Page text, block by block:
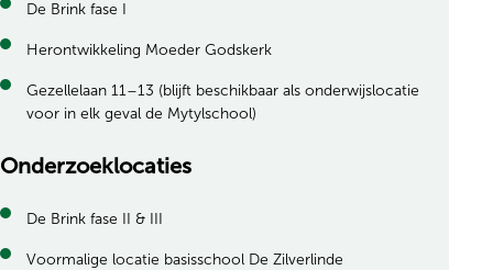
De Brink fase I
Herontwikkeling Moeder Godskerk
Gezellelaan 11–13 (blijft beschikbaar als onderwijslocatie
voor in elk geval de Mytylschool)
Onderzoeklocaties
De Brink fase II & III
Voormalige locatie basisschool De Zilverlinde